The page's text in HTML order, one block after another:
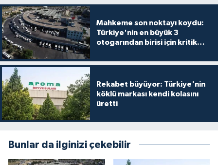
Mahkeme son noktayı koydu:
Türkiye'nin en büyük 3
otogarından birisi için kritik
Rekabet büyüyor: Türkiye'nin
köklü markası kendi kolasını
üretti
Bunlar da ilginizi çekebilir